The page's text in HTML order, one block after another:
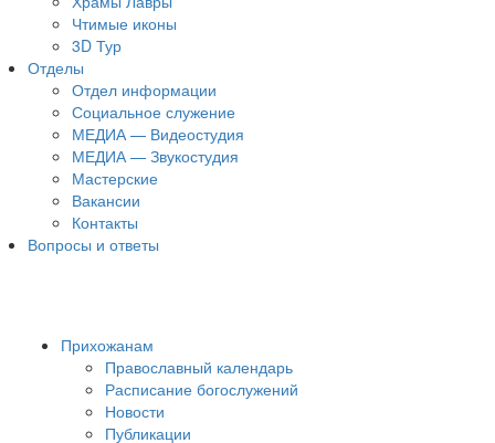
Чтимые иконы
3D Тур
Отделы
Отдел информации
Социальное служение
МЕДИА — Видеостудия
МЕДИА — Звукостудия
Мастерские
Вакансии
Контакты
Вопросы и ответы
Прихожанам
Православный календарь
Расписание богослужений
Новости
Публикации